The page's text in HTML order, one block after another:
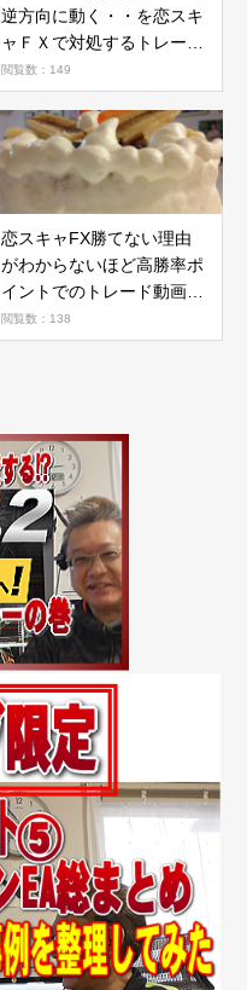
逆方向に動く・・を恋スキ
ャＦＸで対処するトレード
動画
閲覧数：149
恋スキャFX勝てない理由
がわからないほど高勝率ポ
イントでのトレード動画。
なんちゃって
閲覧数：138